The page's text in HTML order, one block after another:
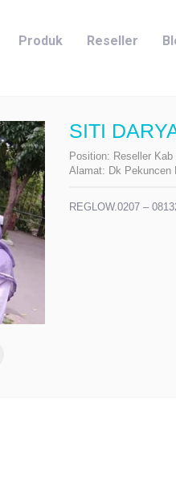
Produk Reseller
SITI
Position: Reseller
Alamat: Dk Pekuncen
REGLOW.0207 –